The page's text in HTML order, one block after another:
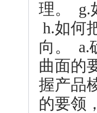
理。 g.
h.如何
向。 a.
曲面的
握产品
的要领